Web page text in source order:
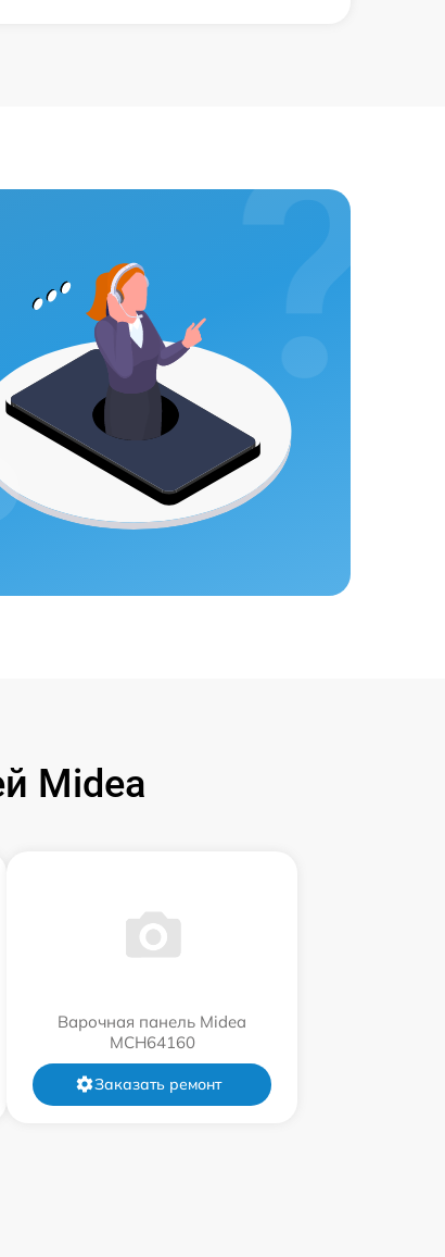
Midea
Варочная панель Midea
MCH64160
Заказать ремонт